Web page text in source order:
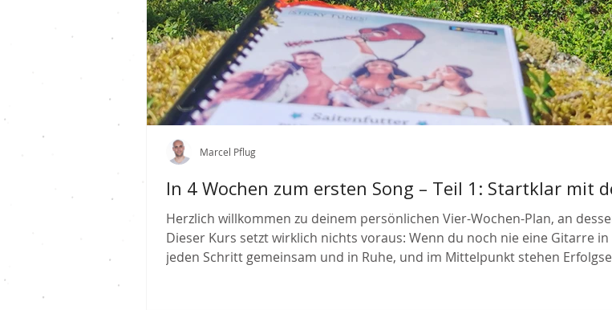
In 4 Wochen zum ersten Song – Teil 1: Startklar mit
Herzlich willkommen zu deinem persönlichen Vier-Wochen-Plan, an
Dieser Kurs setzt wirklich nichts voraus: Wenn du noch nie eine Gitarre
jeden Schritt gemeinsam und in Ruhe, und im Mittelpunkt stehen
Marcel Pflug